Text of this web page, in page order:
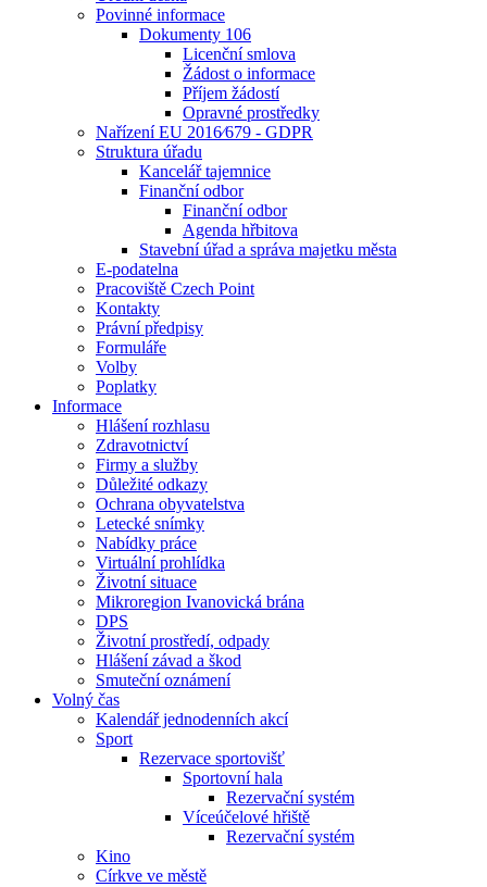
Povinné informace
Dokumenty 106
Licenční smlova
Žádost o informace
Příjem žádostí
Opravné prostředky
Nařízení EU 2016⁄679 - GDPR
Struktura úřadu
Kancelář tajemnice
Finanční odbor
Finanční odbor
Agenda hřbitova
Stavební úřad a správa majetku města
E-podatelna
Pracoviště Czech Point
Kontakty
Právní předpisy
Formuláře
Volby
Poplatky
Informace
Hlášení rozhlasu
Zdravotnictví
Firmy a služby
Důležité odkazy
Ochrana obyvatelstva
Letecké snímky
Nabídky práce
Virtuální prohlídka
Životní situace
Mikroregion Ivanovická brána
DPS
Životní prostředí, odpady
Hlášení závad a škod
Smuteční oznámení
Volný čas
Kalendář jednodenních akcí
Sport
Rezervace sportovišť
Sportovní hala
Rezervační systém
Víceúčelové hřiště
Rezervační systém
Kino
Církve ve městě